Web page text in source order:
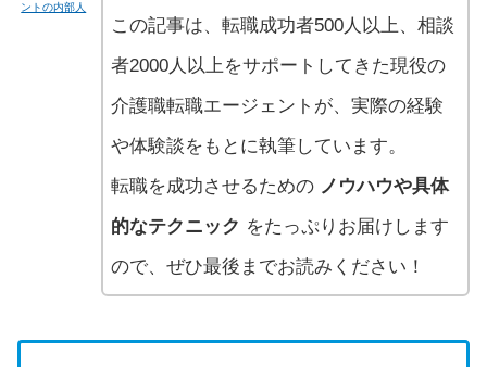
ントの内部人
この記事は、転職成功者500人以上、相談
者2000人以上をサポートしてきた現役の
介護職転職エージェントが、実際の経験
や体験談をもとに執筆しています。
転職を成功させるための ノウハウや具体
的なテクニック をたっぷりお届けします
ので、ぜひ最後までお読みください！